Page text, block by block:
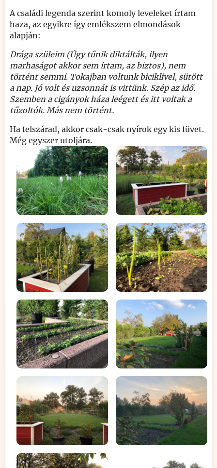
A családi legenda szerint komoly leveleket írtam
haza, az egyikre így emlékszem elmondások
alapján:
Drága szüleim (Úgy tűnik diktálták, ilyen
marhaságot akkor sem írtam, az biztos), nem
történt semmi. Tokajban voltunk biciklivel, sütött
a nap. Jó volt és uzsonnát is vittünk. Szép az idő.
Szemben a cigányok háza leégett és itt voltak a
tűzoltók. Más nem történt.
Ha felszárad, akkor csak-csak nyírok egy kis füvet.
Még egyszer utoljára.